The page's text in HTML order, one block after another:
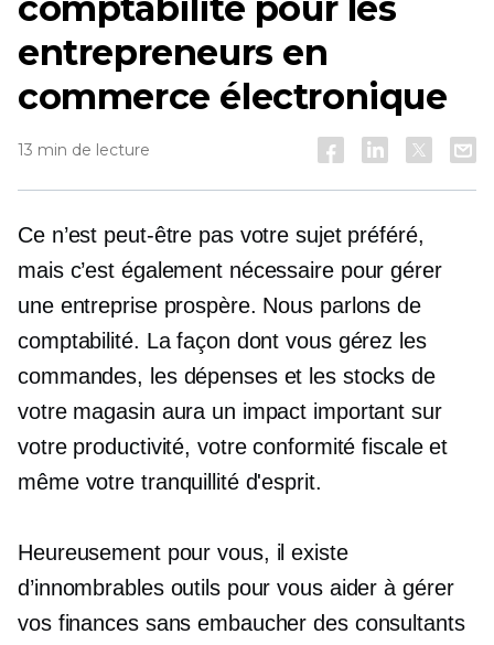
entrepreneurs en
commerce électronique
13 min de lecture
Ce n’est peut-être pas votre sujet préféré,
mais c’est également nécessaire pour gérer
une entreprise prospère. Nous parlons de
comptabilité. La façon dont vous gérez les
commandes, les dépenses et les stocks de
votre magasin aura un impact important sur
votre productivité, votre conformité fiscale et
même votre tranquillité d'esprit.
Heureusement pour vous, il existe
d’innombrables outils pour vous aider à gérer
vos finances sans embaucher des consultants